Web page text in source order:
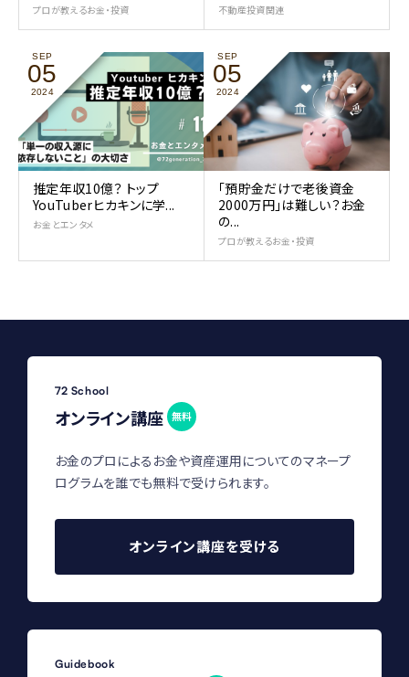
プロが教えるお金・投資 不動産投資関連
SEP
05
2024
推定年収10億？ トップ
YouTuberヒカキンに学...
お金とエンタメ
SEP
05
2024
「預貯金だけで老後資金
2000万円」は難しい？お金
の...
プロが教えるお金・投資
72 School
オンライン講座 無料
お金のプロによるお金や資産運用についてのマネープ
ログラムを誰でも無料で受けられます。
オンライン講座を受ける
Guidebook